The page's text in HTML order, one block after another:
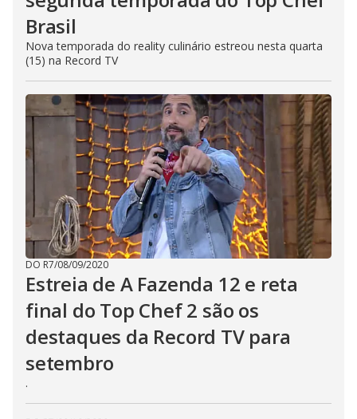
Brasil
Nova temporada do reality culinário estreou nesta quarta
(15) na Record TV
DO R7/08/09/2020
Estreia de A Fazenda 12 e reta
final do Top Chef 2 são os
destaques da Record TV para
setembro
.